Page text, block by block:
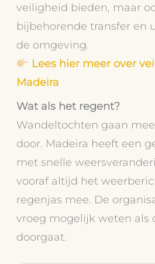
veiligheid bieden, maar
bijbehorende transfer en
de omgeving.
Lees hier meer over
Madeira
Wat als het regent?
Wandeltochten gaan
door. Madeira heeft een
met snelle
vooraf altijd het
regenjas mee. De
vroeg mogelijk weten als
doorgaat.